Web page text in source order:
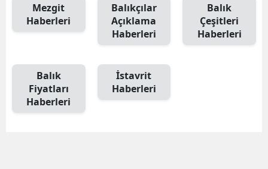
Eskişehir
Gaziantep
Mezgit
Haberleri
Balıkçılar
Açıklama
Haberleri
Balık
Çeşitleri
Haberleri
Balık
Fiyatları
Haberleri
İstavrit
Haberleri